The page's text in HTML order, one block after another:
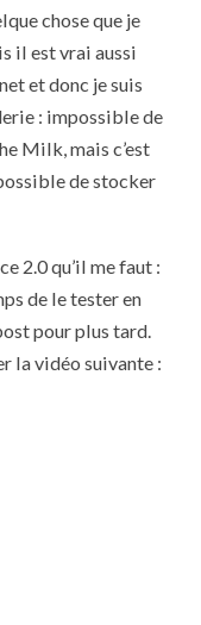
chose que je
il est vrai aussi
et donc je suis
: impossible de
Milk, mais c’est
de stocker
2.0 qu’il me faut :
de le tester en
pour plus tard.
la vidéo suivante :